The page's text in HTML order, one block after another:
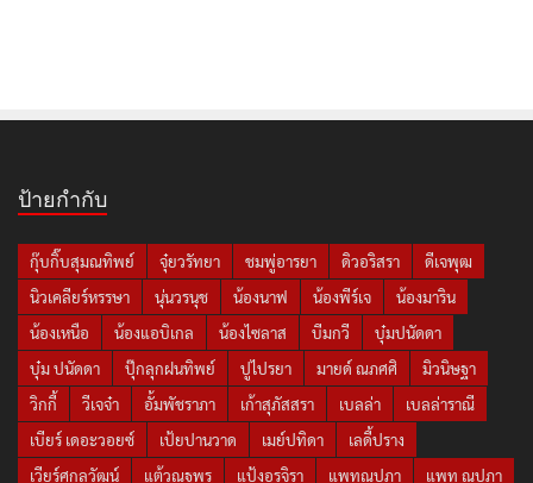
ป้ายกำกับ
กุ๊บกิ๊บสุมณทิพย์ จุ๋ยวรัทยา ชมพู่อารยา ดิวอริสรา
ดีเจพุฒ
นิวเคลียร์หรรษา
นุ่นวรนุช น้องนาฟ น้องพีร์เจ
น้องมาริน
น้องเหนือ
น้องแอบิเกล น้องไซลาส บีมกวี
บุ๋มปนัดดา
บุ๋ม ปนัดดา
ปุ๊กลุกฝนทิพย์ ปูไปรยา มายด์ ณภศศิ
มิวนิษฐา
วิกกี้
วีเจจ๋า อั้มพัชราภา เก้าสุภัสสรา เบลล่า
เบลล่าราณี
เบียร์ เดอะวอยซ์
เป้ยปานวาด เมย์ปทิดา
เลดี้ปราง
เวียร์ศุกลวัฒน์
แต้วณฐพร แป้งอรจิรา แพทณปภา
แพท ณปภา